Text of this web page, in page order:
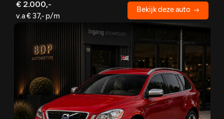
€ 2.000,-
v.a € 37,- p/m
Bekijk deze auto